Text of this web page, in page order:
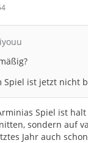
Spiel ist jetzt nicht
Spiel ist
sondern auf
Jahr auch